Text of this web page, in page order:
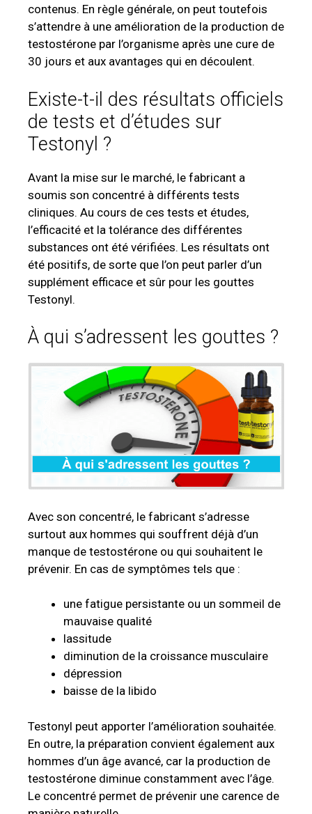
contenus. En règle générale, on peut toutefois
s’attendre à une amélioration de la production de
testostérone par l’organisme après une cure de
30 jours et aux avantages qui en découlent.
Existe-t-il des résultats officiels
de tests et d’études sur
Testonyl ?
Avant la mise sur le marché, le fabricant a
soumis son concentré à différents tests
cliniques. Au cours de ces tests et études,
l’efficacité et la tolérance des différentes
substances ont été vérifiées. Les résultats ont
été positifs, de sorte que l’on peut parler d’un
supplément efficace et sûr pour les gouttes
Testonyl.
À qui s’adressent les gouttes ?
Avec son concentré, le fabricant s’adresse
surtout aux hommes qui souffrent déjà d’un
manque de testostérone ou qui souhaitent le
prévenir. En cas de symptômes tels que :
une fatigue persistante ou un sommeil de
mauvaise qualité
lassitude
diminution de la croissance musculaire
dépression
baisse de la libido
Testonyl peut apporter l’amélioration souhaitée.
En outre, la préparation convient également aux
hommes d’un âge avancé, car la production de
testostérone diminue constamment avec l’âge.
Le concentré permet de prévenir une carence de